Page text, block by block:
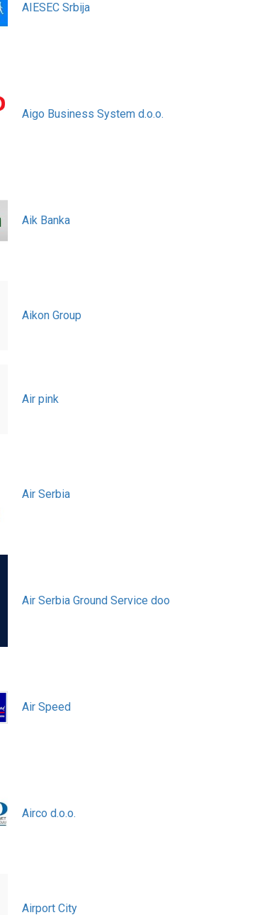
AIESEC Srbija
Aigo Business System d.o.o.
Aik Banka
Aikon Group
Air pink
Air Serbia
Air Serbia Ground Service doo
Air Speed
Airco d.o.o.
Airport City